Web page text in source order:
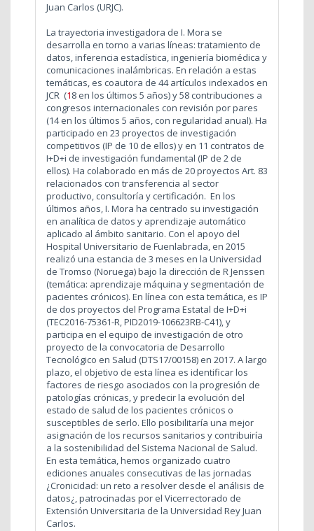
Juan Carlos (URJC).
La trayectoria investigadora de I. Mora se
desarrolla en torno a varias líneas: tratamiento de
datos, inferencia estadística, ingeniería biomédica y
comunicaciones inalámbricas. En relación a estas
temáticas, es coautora de 44 artículos indexados en
JCR (18 en los últimos 5 años) y 58 contribuciones a
congresos internacionales con revisión por pares
(14 en los últimos 5 años, con regularidad anual). Ha
participado en 23 proyectos de investigación
competitivos (IP de 10 de ellos) y en 11 contratos de
I+D+i de investigación fundamental (IP de 2 de
ellos). Ha colaborado en más de 20 proyectos Art. 83
relacionados con transferencia al sector
productivo, consultoría y certificación. En los
últimos años, I. Mora ha centrado su investigación
en analítica de datos y aprendizaje automático
aplicado al ámbito sanitario. Con el apoyo del
Hospital Universitario de Fuenlabrada, en 2015
realizó una estancia de 3 meses en la Universidad
de Tromso (Noruega) bajo la dirección de R Jenssen
(temática: aprendizaje máquina y segmentación de
pacientes crónicos). En línea con esta temática, es IP
de dos proyectos del Programa Estatal de I+D+i
(TEC2016-75361-R, PID2019-106623RB-C41), y
participa en el equipo de investigación de otro
proyecto de la convocatoria de Desarrollo
Tecnológico en Salud (DTS17/00158) en 2017. A largo
plazo, el objetivo de esta línea es identificar los
factores de riesgo asociados con la progresión de
patologías crónicas, y predecir la evolución del
estado de salud de los pacientes crónicos o
susceptibles de serlo. Ello posibilitaría una mejor
asignación de los recursos sanitarios y contribuiría
a la sostenibilidad del Sistema Nacional de Salud.
En esta temática, hemos organizado cuatro
ediciones anuales consecutivas de las jornadas
¿Cronicidad: un reto a resolver desde el análisis de
datos¿, patrocinadas por el Vicerrectorado de
Extensión Universitaria de la Universidad Rey Juan
Carlos.